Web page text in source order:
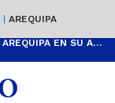
| AREQUIPA
ACTIVIDADES GRATUITAS PARA DISFRUTAR DE AREQUIPA EN SU ANIVERSARIO